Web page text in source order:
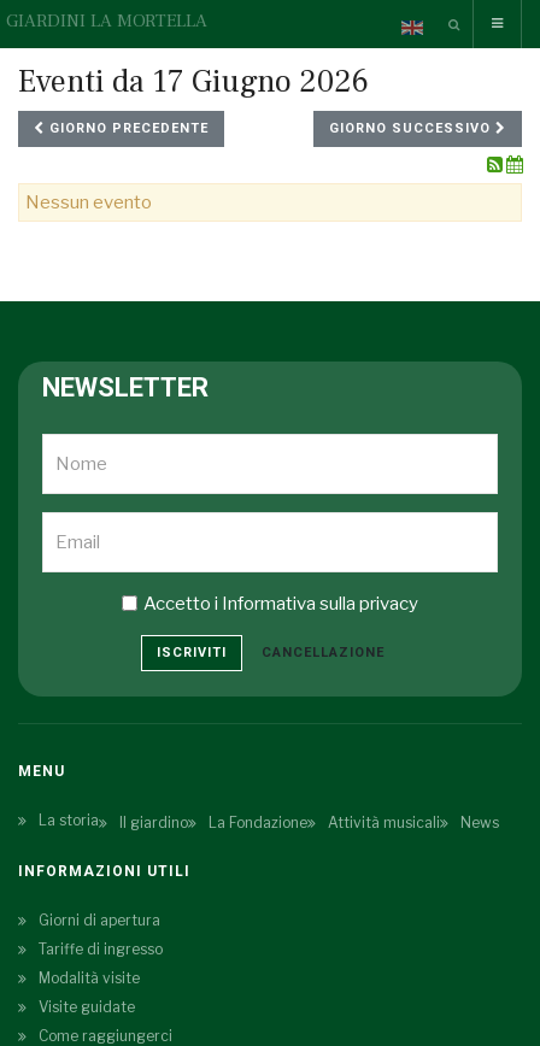
GIARDINI LA MORTELLA
Eventi da 17 Giugno 2026
GIORNO PRECEDENTE GIORNO SUCCESSIVO
Nessun evento
NEWSLETTER
Accetto i Informativa sulla privacy
ISCRIVITI CANCELLAZIONE
MENU
La storia Il giardino La Fondazione Attività musicali News
INFORMAZIONI UTILI
Giorni di apertura
Tariffe di ingresso
Modalità visite
Visite guidate
Come raggiungerci